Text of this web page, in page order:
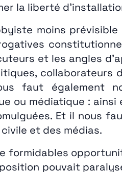
la liberté
moins
et les angles
collaborateurs
faut également
ou médiatique :
Et il nous
et des médias.
formidables
pouvait